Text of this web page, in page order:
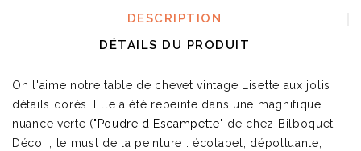
DESCRIPTION
DÉTAILS DU PRODUIT
On l'aime notre table de chevet vintage Lisette aux jolis
détails dorés. Elle a été repeinte dans une magnifique
nuance verte ("Poudre d'Escampette" de chez Bilboquet
Déco, , le must de la peinture : écolabel, dépolluante,